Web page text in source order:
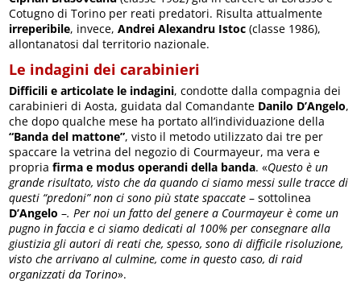
Cotugno di Torino per reati predatori. Risulta attualmente
irreperibile, invece,Andrei Alexandru Istoc (classe 1986),
allontanatosi dal territorio nazionale.
Le indagini dei carabinieri
Difficili e articolate le indagini, condotte dalla compagnia dei
carabinieri di Aosta, guidata dal Comandante Danilo D’Angelo,
che dopo qualche mese ha portato all’individuazione della
“Banda del mattone”, visto il metodo utilizzato dai tre per
spaccare la vetrina del negozio di Courmayeur, ma vera e
propriafirma e modus operandi della banda. «Questo è un
grande risultato, visto che da quando ci siamo messi sulle tracce di
questi “predoni” non ci sono più state spaccate – sottolinea
D’Angelo –. Per noi un fatto del genere a Courmayeur è come un
pugno in faccia e ci siamo dedicati al 100% per consegnare alla
giustizia gli autori di reati che, spesso, sono di difficile risoluzione,
visto che arrivano al culmine, come in questo caso, di raid
organizzati da Torino».